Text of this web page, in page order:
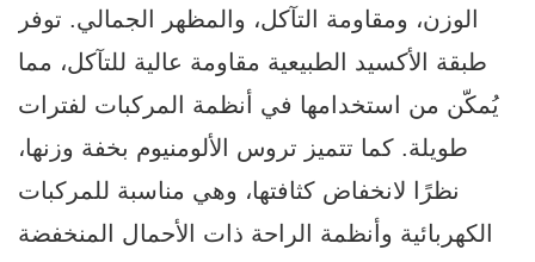
الوزن، ومقاومة التآكل، والمظهر الجمالي. توفر
طبقة الأكسيد الطبيعية مقاومة عالية للتآكل، مما
يُمكّن من استخدامها في أنظمة المركبات لفترات
طويلة. كما تتميز تروس الألومنيوم بخفة وزنها،
نظرًا لانخفاض كثافتها، وهي مناسبة للمركبات
الكهربائية وأنظمة الراحة ذات الأحمال المنخفضة